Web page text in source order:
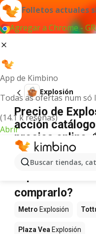
Folletos actuales
Agregar a Chrome -
App de Kimbino
Todas as ofertas num só
(14.1 k reseñas)
Abrir
Buscar tiendas,
Explosión
Precio de
acción
precios online
No hemos
término.
comprarlo?
Metro Explosión
Plaza Vea Explosión